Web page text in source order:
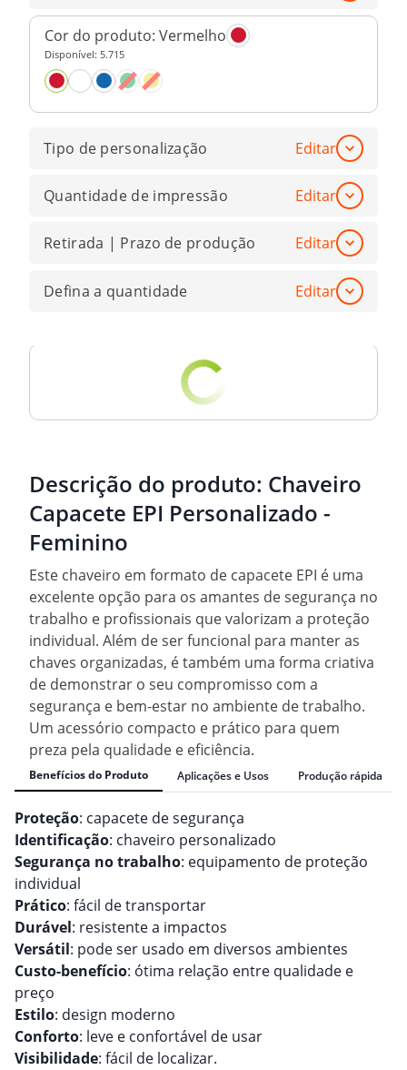
Cor do produto: Vermelho
Disponível: 5.715
Tipo de personalização Editar
Quantidade de impressão Editar
Retirada | Prazo de produção Editar
Defina a quantidade Editar
Descrição do produto: Chaveiro
Capacete EPI Personalizado -
Feminino
Este chaveiro em formato de capacete EPI é uma
excelente opção para os amantes de segurança no
trabalho e profissionais que valorizam a proteção
individual. Além de ser funcional para manter as
chaves organizadas, é também uma forma criativa
de demonstrar o seu compromisso com a
segurança e bem-estar no ambiente de trabalho.
Um acessório compacto e prático para quem
preza pela qualidade e eficiência.
Benefícios do Produto Aplicações e Usos Produção rápida
Proteção: capacete de segurança
Identificação: chaveiro personalizado
Segurança no trabalho: equipamento de proteção
individual
Prático: fácil de transportar
Durável: resistente a impactos
Versátil: pode ser usado em diversos ambientes
Custo-benefício: ótima relação entre qualidade e
preço
Estilo: design moderno
Conforto: leve e confortável de usar
Visibilidade: fácil de localizar.